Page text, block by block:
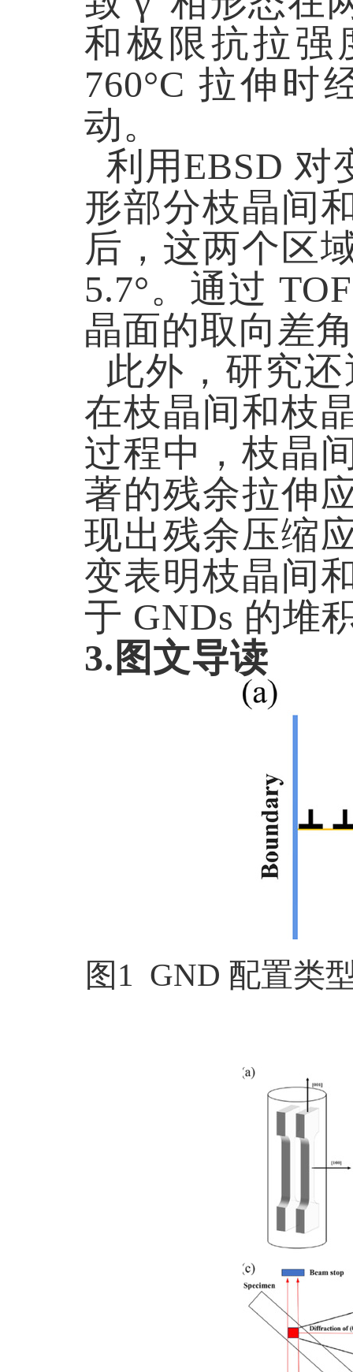
和极限抗拉强
760°C 拉伸
动。
利用EBSD 对
形部分枝晶间
后，这两个区
5.7°。通过
晶面的取向差
此外，研究
在枝晶间和枝
过程中，枝晶
著的残余拉伸
现出残余压缩
变表明枝晶间
于 GNDs 的堆
3.图文导读
图 1 GND 配置类